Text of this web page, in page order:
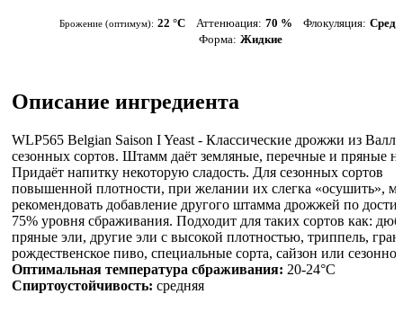
Брожение (оптимум): 22 °С Аттенюация: 70 % Флокуляция:
Форма: Жидкие
Описание ингредиента
WLP565 Belgian Saison I Yeast - Классические дрожжи из
сезонных сортов. Штамм даёт земляные, перечные и пряные
Придаёт напитку некоторую сладость. Для сезонных сортов
повышенной плотности, при желании их слегка «осушить»,
рекомендовать добавление другого штамма дрожжей по
75% уровня сбраживания. Подходит для таких сортов как:
пряные эли, другие эли с высокой плотностью, триппель,
рождественское пиво, специальные сорта, сайзон или
Оптимальная температура сбраживания: 20-24°C
Спиртоустойчивость: средняя